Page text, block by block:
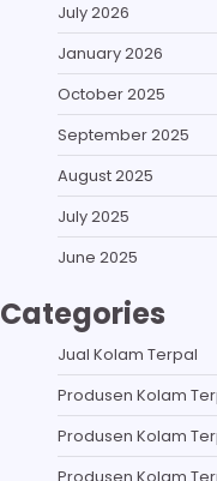
July 2026
January 2026
October 2025
September 2025
August 2025
July 2025
June 2025
Categories
Jual Kolam Terpal
Produsen Kolam
Produsen Kolam